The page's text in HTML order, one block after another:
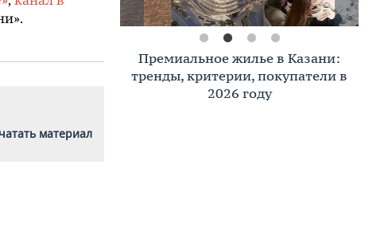
материал
Премиальное жилье в Казани:
тренды, критерии, покупатели в
2026 году